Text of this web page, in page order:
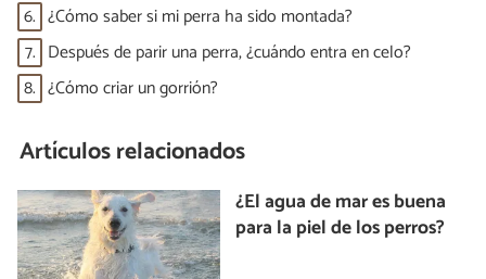
6. ¿Cómo saber si mi perra ha sido montada?
7. Después de parir una perra, ¿cuándo entra en celo?
8. ¿Cómo criar un gorrión?
Artículos relacionados
¿El agua de mar es buena
para la piel de los perros?